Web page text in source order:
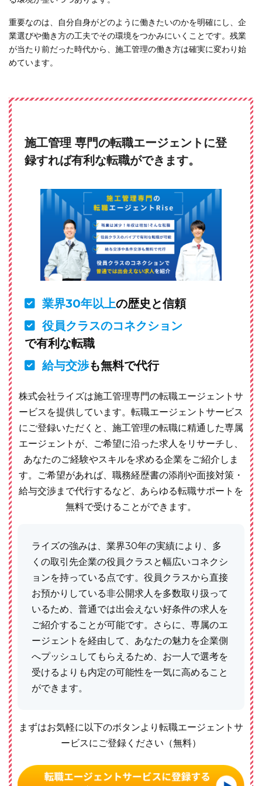
重要なのは、自分自身がどのように働きたいのかを明確にし、企
業選びや働き方の工夫でその環境をつかみにいくことです。残業
が当たり前だった時代から、施工管理の働き方は確実に変わり始
めています。
施工管理 専門の転職エージェントに登
録すれば有利な転職ができます。
業界30年以上の歴史と信頼
役員クラスのコネクション
で有利な転職
給与交渉も無料で代行
株式会社ライズは施工管理専門の転職エージェントサ
ービスを提供しています。転職エージェントサービス
にご登録いただくと、施工管理の転職に精通した専属
エージェントが、ご希望に沿った求人をリサーチし、
あなたのご経験やスキルを求める企業をご紹介しま
す。ご希望があれば、職務経歴書の添削や面接対策・
給与交渉まで代行するなど、あらゆる転職サポートを
無料で受けることができます。
ライズの強みは、業界30年の実績により、多
くの取引先企業の役員クラスと幅広いコネクシ
ョンを持っている点です。役員クラスから直接
お預かりしている非公開求人を多数取り扱って
いるため、普通では出会えない好条件の求人を
ご紹介することが可能です。さらに、専属のエ
ージェントを経由して、あなたの魅力を企業側
へプッシュしてもらえるため、お一人で選考を
受けるよりも内定の可能性を一気に高めること
ができます。
まずはお気軽に以下のボタンより転職エージェントサ
ービスにご登録ください（無料）